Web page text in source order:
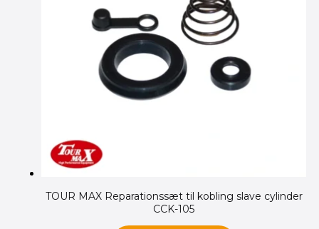
TOUR MAX Reparationssæt til kobling slave cylinder
CCK-105